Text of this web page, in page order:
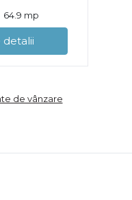
64.9 mp
detalii
de vânzare